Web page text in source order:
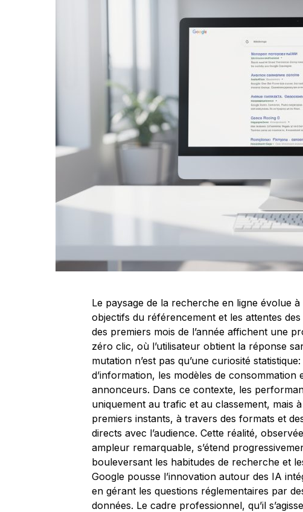
Le paysage de la recherche en ligne évolue
objectifs du référencement et les attentes
des premiers mois de l’année affichent une
zéro clic, où l’utilisateur obtient la réponse
mutation n’est pas qu’une curiosité
d’information, les modèles de consommation
annonceurs. Dans ce contexte, les
uniquement au trafic et au classement, mais
premiers instants, à travers des formats et
directs avec l’audience. Cette réalité,
ampleur remarquable, s’étend
bouleversant les habitudes de recherche et
Google pousse l’innovation autour des IA
en gérant les questions réglementaires par
données. Le cadre professionnel, qu’il